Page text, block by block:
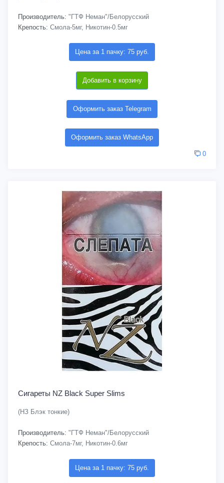
Производитель: "ГТФ Неман"/Белорусский
Крепость: Смола-5мг, Никотин-0.5мг
Цена за 1 пачку: 75 руб.
Добавить в корзину
Оформить заказ Telegram
Оформить заказ WhatsApp
0
Сигареты NZ Black Super Slims
(НЗ Блэк тонкие)
Производитель: "ГТФ Неман"/Белорусский
Крепость: Смола-7мг, Никотин-0.6мг
Цена за 1 пачку: 75 руб.